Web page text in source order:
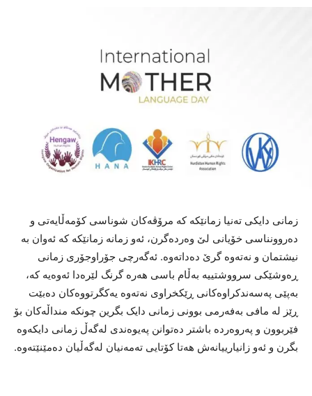
زمانی دایکی تەنیا زمانێکە کە مرۆڤەکان شوناسی کۆمەڵایەتی و
دەروونناسی خۆیانی لێ وەردەگرن، ئەو زمانە زمانێکە کە ئەوان بە
نیشتمان و نەتەوە گرێ دەداتەوە. ئەگەرچی جۆراوجۆری زمانی
ڕەوشێکی سرووشتییە بەڵام باسی هەرە گرنگ لێرەدا ئەوەیە کە،
بەپێی پەسەندکراوەکانی ڕێکخراوی نەتەوە یەکگرتووەکان دەبێت
ڕێز لە مافی بەفەرمی بوونی زمانی دایک بگرین چونکە منداڵەکان بۆ
فێربوون و پەروەردە باشتر دەتوانن پەیوەندی لەگەڵ زمانی دایکەوە
بگرن و ئەو زانیارییانەش هەتا کۆتایی تەمەنیان لەگەڵیان دەمێنێتەوە.